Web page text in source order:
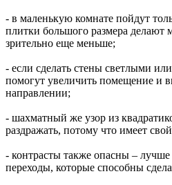
- в маленькую комнате пойдут
плитки большого размера делают
зрительно еще меньше;
- если сделать стены светлыми
помогут увеличить помещение и
направлении;
- шахматный же узор из
раздражать, потому что имеет
- контрасты также опасны –
переходы, которые способны